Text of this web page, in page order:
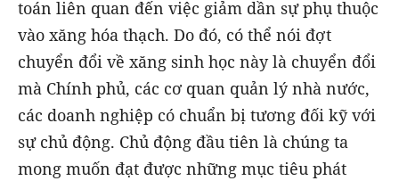
toán liên quan đến việc giảm dần sự phụ thuộc
vào xăng hóa thạch. Do đó, có thể nói đợt
chuyển đổi về xăng sinh học này là chuyển đổi
mà Chính phủ, các cơ quan quản lý nhà nước,
các doanh nghiệp có chuẩn bị tương đối kỹ với
sự chủ động. Chủ động đầu tiên là chúng ta
mong muốn đạt được những mục tiêu phát